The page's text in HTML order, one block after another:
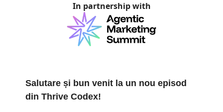
In partnership with
Salutare și bun venit la un nou episod
din Thrive Codex!